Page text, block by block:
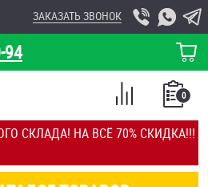
СКЛАДА! НА ВСЁ 70% СКИДКА!!!
94
ЗАКАЗАТЬ ЗВОНОК
КОРЗИНА
0
СПИСОК
СРАВНЕНИЕ